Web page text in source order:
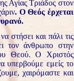
Αγίας Τριάδος στον
. Ο Θεός έρχεται
στήσει και πάλι τις
τον άνθρωπο στην
Θεού. Ο Χριστός
υπερβούμε εμείς το
χαιρόμαστε και